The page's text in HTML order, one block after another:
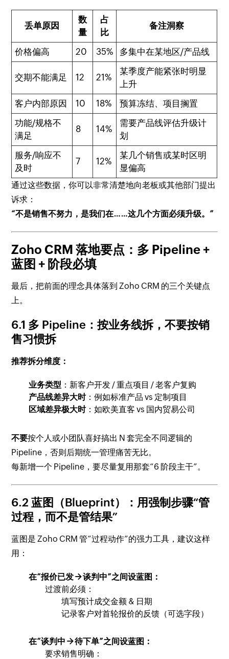
丢单原因
数
量
占
比
备注洞察
价格偏高 20 35% 多集中在某地区/产品线
交期不能满足 12 21%
某季度产能紧张时明显
上升
客户内部原因
10 18%
预算冻结、项目搁置
功能/规格不
满足
8 14%
需要产品线评估升级计
划
服务/响应不
及时
7 12%
某几个销售或某时区明
显偏高
通过这些数据，你可以非常清楚地向老板或其他部门提出
诉求：
“不是销售不努力，是我们在……这几个方面必须升级。”
Zoho CRM 落地要点：多 Pipeline +
蓝图 + 阶段必填
最后，把前面的理念具体落到 Zoho CRM 的三个关键点
上。
6.1 多 Pipeline：按业务线拆，不要按销
售习惯拆
推荐拆分维度：
业务类型 ：新客户开发 / 重点项目 / 老客户复购
产品线差异大时：例如标准产品 vs 定制项目
区域差异极大时：如欧美直客 vs 国内贸易公司
不要按个人或小团队喜好搞出 N 套完全不同逻辑的
Pipeline，否则后期统一管理痛苦无比。
每新增一个 Pipeline，要尽量复用那套“6 阶段主干”。
6.2 蓝图（Blueprint）：用强制步骤“管
过程，而不是管结果”
蓝图是 Zoho CRM 管“过程动作”的强力工具，建议这样
用：
在“报价已发 → 谈判中”之间设蓝图：
过渡前必须：
填写预计成交金额 & 日期
记录客户对首轮报价的反馈（可选字段）
在“谈判中 → 待下单”之间设蓝图：
要求销售明确：